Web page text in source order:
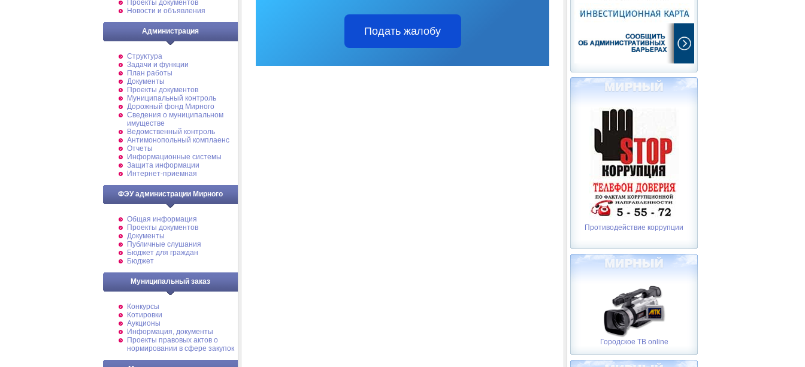
Проекты документов
Новости и объявления
Администрация
Структура
Задачи и функции
План работы
Документы
Проекты документов
Муниципальный контроль
Дорожный фонд Мирного
Cведения о муниципальном
имуществе
Ведомственный контроль
Антимонопольный комплаенс
Отчеты
Информационные системы
Защита информации
Интернет-приемная
ФЭУ администрации Мирного
Общая информация
Проекты документов
Документы
Публичные слушания
Бюджет для граждан
Бюджет
Муниципальный заказ
Конкурсы
Котировки
Аукционы
Информация, документы
Проекты правовых актов о
нормировании в сфере закупок
Подать жалобу
Противодействие коррупции
Городское ТВ online